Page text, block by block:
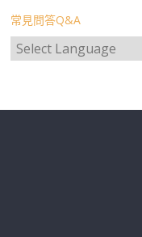
常見問答Q&A